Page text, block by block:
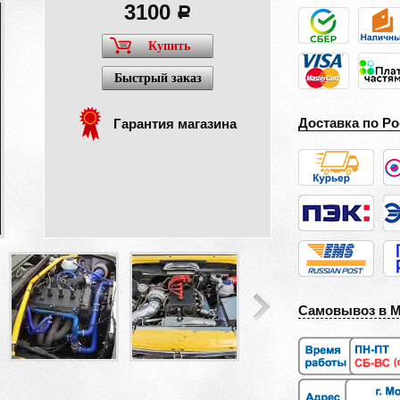
3100 a
Купить
Быстрый заказ
Гарантия магазина Доставка по
Самовывоз в